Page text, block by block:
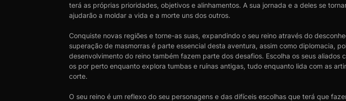
terá as próprias prioridades, objetivos e alinhamentos. A sua jornada e a deles se
ajudarão a moldar a vida e a morte uns dos outros.
Conquiste novas regiões e torne-as suas, expandindo o seu reino através do
superação de masmorras é parte essencial desta aventura, assim como diplomacia,
desenvolvimento do reino também fazem parte dos desafios. Escolha os seus aliados
os por perto enquanto explora tumbas e ruínas antigas, tudo enquanto lida com as
corte.
O seu reino é um reflexo do seu personagens e das difíceis escolhas que terá que